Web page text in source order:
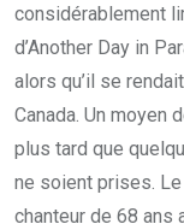
considérablement
d’Another Day in
alors qu’il se
Canada. Un moyen
plus tard que
ne soient prises.
chanteur de 68